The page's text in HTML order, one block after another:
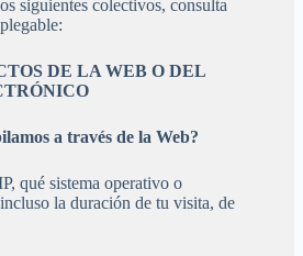
siguientes colectivos, consulta
DE LA WEB O DEL
a través de la Web?
qué sistema operativo o
la duración de tu visita, de